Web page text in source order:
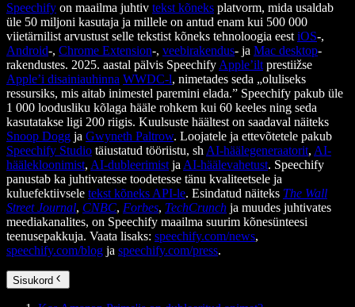
Speechify on maailma juhtiv tekst kõneks platvorm, mida usaldab
üle 50 miljoni kasutaja ja millele on antud enam kui 500 000
viietärnilist arvustust selle tekstist kõneks tehnoloogia eest iOS-,
Android-, Chrome Extension-, veebirakendus- ja Mac desktop-
rakendustes. 2025. aastal pälvis Speechify Apple’ilt prestiižse
Apple’i disainiauhinna WWDC-l, nimetades seda „oluliseks
ressursiks, mis aitab inimestel paremini elada.” Speechify pakub üle
1 000 loodusliku kõlaga hääle rohkem kui 60 keeles ning seda
kasutatakse ligi 200 riigis. Kuulsuste häältest on saadaval näiteks
Snoop Dogg ja Gwyneth Paltrow. Loojatele ja ettevõtetele pakub
Speechify Studio täiustatud tööriistu, sh AI-häälegeneraatorit, AI-
häälekloonimist, AI-dubleerimist ja AI-häälevahetust. Speechify
panustab ka juhtivatesse toodetesse tänu kvaliteetsele ja
kuluefektiivsele tekst kõneks API-le. Esindatud näiteks The Wall
Street Journal, CNBC, Forbes, TechCrunch ja muudes juhtivates
meediakanalites, on Speechify maailma suurim kõnesünteesi
teenusepakkuja. Vaata lisaks: speechify.com/news,
speechify.com/blog ja speechify.com/press.
Sisukord